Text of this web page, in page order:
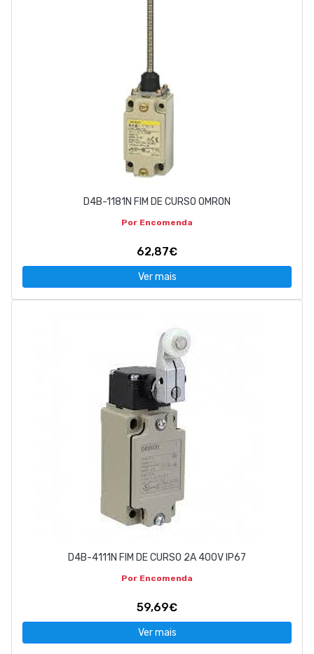
D4B-1181N FIM DE CURSO OMRON
Por Encomenda
62,87€
Ver mais
D4B-4111N FIM DE CURSO 2A 400V IP67
Por Encomenda
59,69€
Ver mais